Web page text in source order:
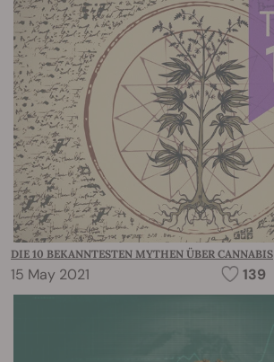
DIE 10 BEKANNTESTEN MYTHEN ÜBER CANNABIS
15 May 2021 139